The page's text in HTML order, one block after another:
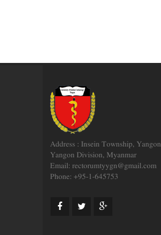
Address : Insein Township, Yangon
Yangon Division, Myanmar
Email: rectorumtyygn@gmail.com
Phone: +95-1-645753